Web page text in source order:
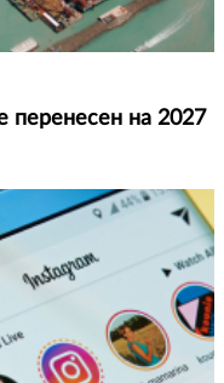
перенесен на 2027